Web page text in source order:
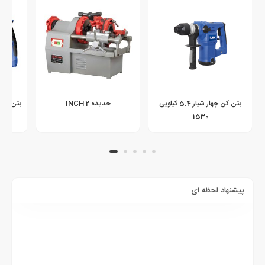
بتن کن چهار شیار 5.4 کیلویی
1530
حدیده 2 INCH بتن کن 4 شیار 2.6 کیلویی
پیشنهاد لحظه ای